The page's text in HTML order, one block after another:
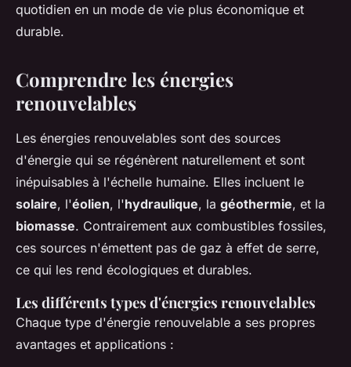
quotidien en un mode de vie plus économique et
durable.
Comprendre les énergies
renouvelables
Les énergies renouvelables sont des sources
d'énergie qui se régénèrent naturellement et sont
inépuisables à l'échelle humaine. Elles incluent le
solaire, l'éolien, l'hydraulique, la géothermie, et la
biomasse. Contrairement aux combustibles fossiles,
ces sources n'émettent pas de gaz à effet de serre,
ce qui les rend écologiques et durables.
Les différents types d'énergies renouvelables
Chaque type d'énergie renouvelable a ses propres
avantages et applications :